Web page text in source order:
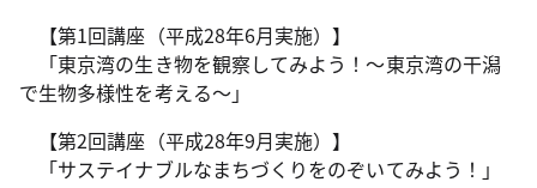
【第1回講座（平成28年6月実施）】
「東京湾の生き物を観察してみよう！～東京湾の干潟
で生物多様性を考える～」
【第2回講座（平成28年9月実施）】
「サステイナブルなまちづくりをのぞいてみよう！」